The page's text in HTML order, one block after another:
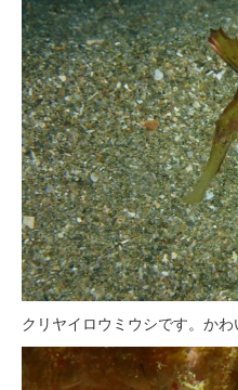
クリヤイロウミウシです。かわ